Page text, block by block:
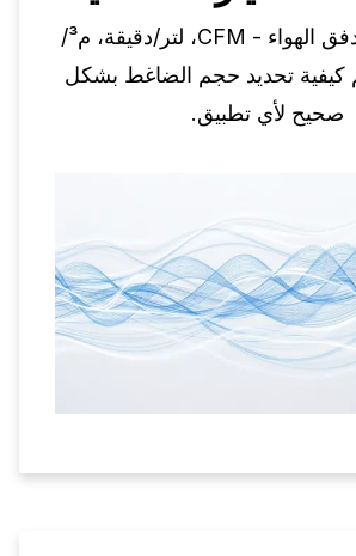
فهم وحدات تدفق الهواء - CFM، لتر/دقيقة، م³/
كيفية تحديد حجم الضاغط بشكل
صحيح لأي تطبيق.